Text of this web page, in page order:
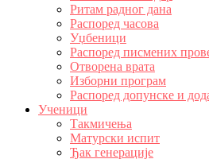
Ритам радног дана
Распоред часова
Уџбеници
Распоред писмених
Отворена врата
Изборни програм
Распоред допунске и
Ученици
Такмичења
Матурски испит
Ђак генерације